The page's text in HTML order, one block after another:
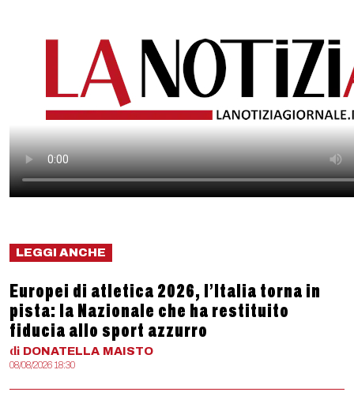
LEGGI ANCHE
Europei di atletica 2026, l’Italia torna in
pista: la Nazionale che ha restituito
fiducia allo sport azzurro
di DONATELLA MAISTO
08/08/2026 18:30